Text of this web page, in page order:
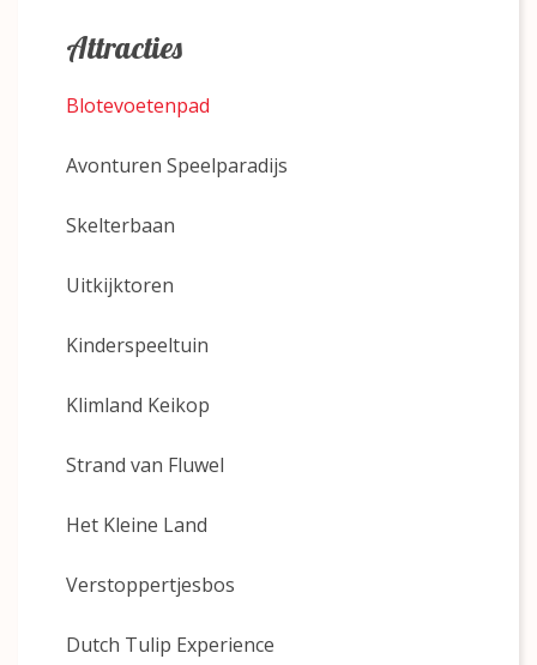
Attracties
Blotevoetenpad
Avonturen Speelparadijs
Skelterbaan
Uitkijktoren
Kinderspeeltuin
Klimland Keikop
Strand van Fluwel
Het Kleine Land
Verstoppertjesbos
Dutch Tulip Experience